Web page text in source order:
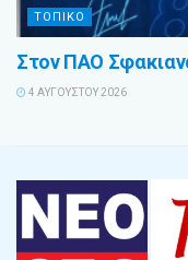
ΤΟΠΙΚΟ
Στον ΠΑΟ
4 ΑΥΓΟΎΣΤΟΥ 2026